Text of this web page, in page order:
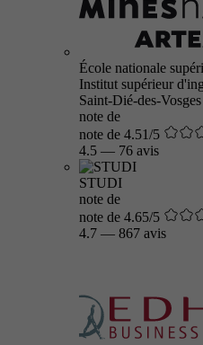
École nationale
Institut supérieur
Saint-Dié-des-Vosges
note de
note de 4.51/5
4.5 — 76 avis
STUDI
note de
note de 4.65/5
4.7 — 867 avis